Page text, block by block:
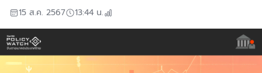
15 ส.ค. 2567 13:44 น.